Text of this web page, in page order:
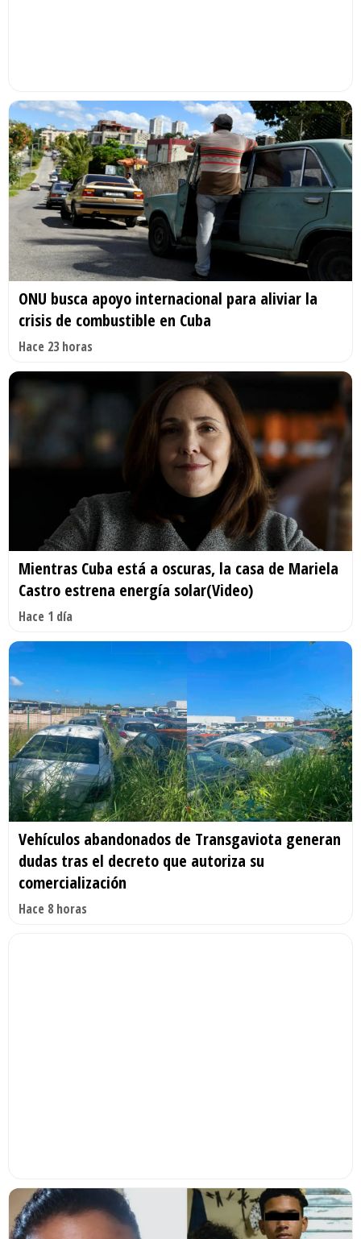
ONU busca apoyo internacional para aliviar la
crisis de combustible en Cuba
Hace 23 horas
Mientras Cuba está a oscuras, la casa de Mariela
Castro estrena energía solar(Video)
Hace 1 día
Vehículos abandonados de Transgaviota generan
dudas tras el decreto que autoriza su
comercialización
Hace 8 horas